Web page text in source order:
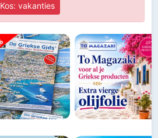
Kos: vakanties